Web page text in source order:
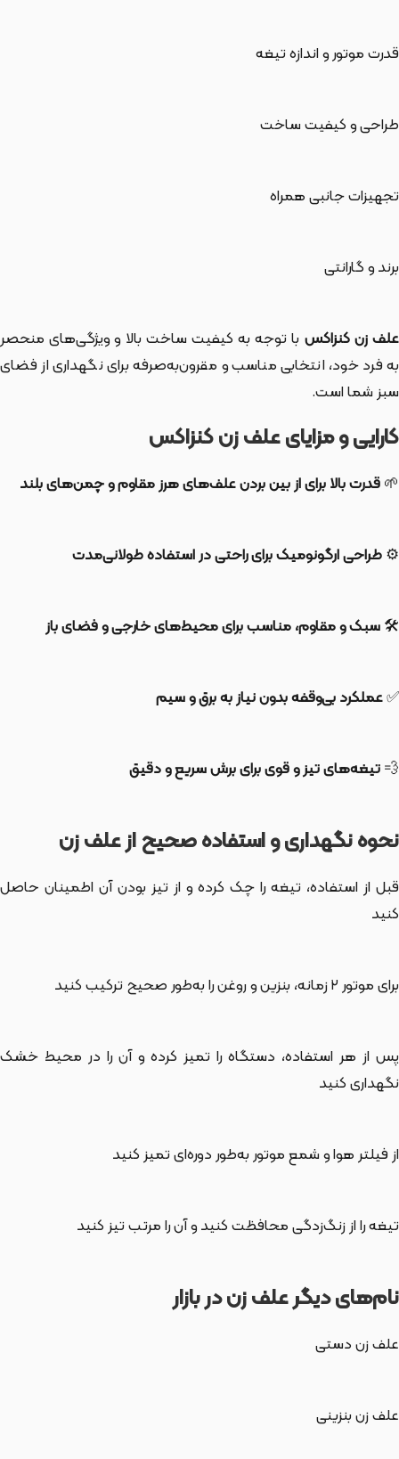
قدرت موتور و اندازه تیغه
طراحی و کیفیت ساخت
تجهیزات جانبی همراه
برند و گارانتی
علف زن کنزاکس با توجه به کیفیت ساخت بالا و ویژگی‌های منحصر
به فرد خود، انتخابی مناسب و مقرون‌به‌صرفه برای نگهداری از فضای
سبز شما است.
کارایی و مزایای علف زن کنزاکس
🌱قدرت بالا برای از بین بردن علف‌های هرز مقاوم و چمن‌های بلند
⚙️طراحی ارگونومیک برای راحتی در استفاده طولانی‌مدت
🛠️سبک و مقاوم، مناسب برای محیط‌های خارجی و فضای باز
✅عملکرد بی‌وقفه بدون نیاز به برق و سیم
💨تیغه‌های تیز و قوی برای برش سریع و دقیق
نحوه نگهداری و استفاده صحیح از علف زن
قبل از استفاده، تیغه را چک کرده و از تیز بودن آن اطمینان حاصل
کنید
برای موتور ۲ زمانه، بنزین و روغن را به‌طور صحیح ترکیب کنید
پس از هر استفاده، دستگاه را تمیز کرده و آن را در محیط خشک
نگهداری کنید
از فیلتر هوا و شمع موتور به‌طور دوره‌ای تمیز کنید
تیغه را از زنگ‌زدگی محافظت کنید و آن را مرتب تیز کنید
نام‌های دیگر علف زن در بازار
علف زن دستی
علف زن بنزینی